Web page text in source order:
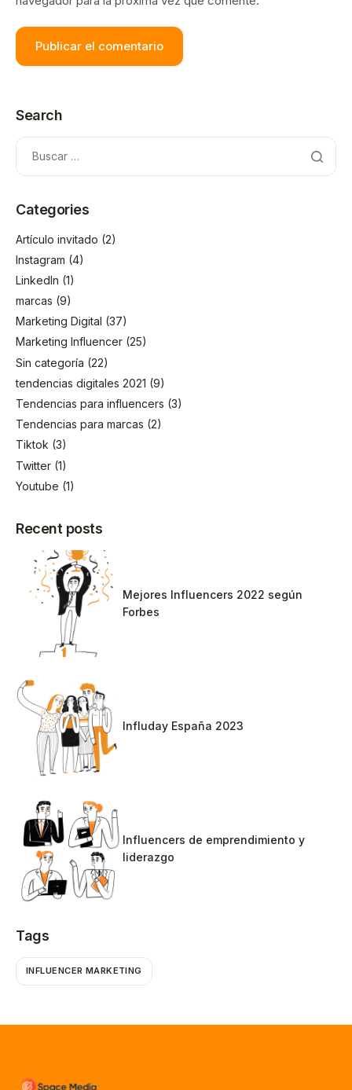
Search
Categories
Artículo invitado (2)
Instagram (4)
LinkedIn (1)
marcas (9)
Marketing Digital (37)
Marketing Influencer (25)
Sin categoría (22)
tendencias digitales 2021 (9)
Tendencias para influencers (3)
Tendencias para marcas (2)
Tiktok (3)
Twitter (1)
Youtube (1)
Recent posts
Mejores Influencers 2022 según
Forbes
Influday España 2023
Influencers de emprendimiento y
liderazgo
Tags
INFLUENCER MARKETING